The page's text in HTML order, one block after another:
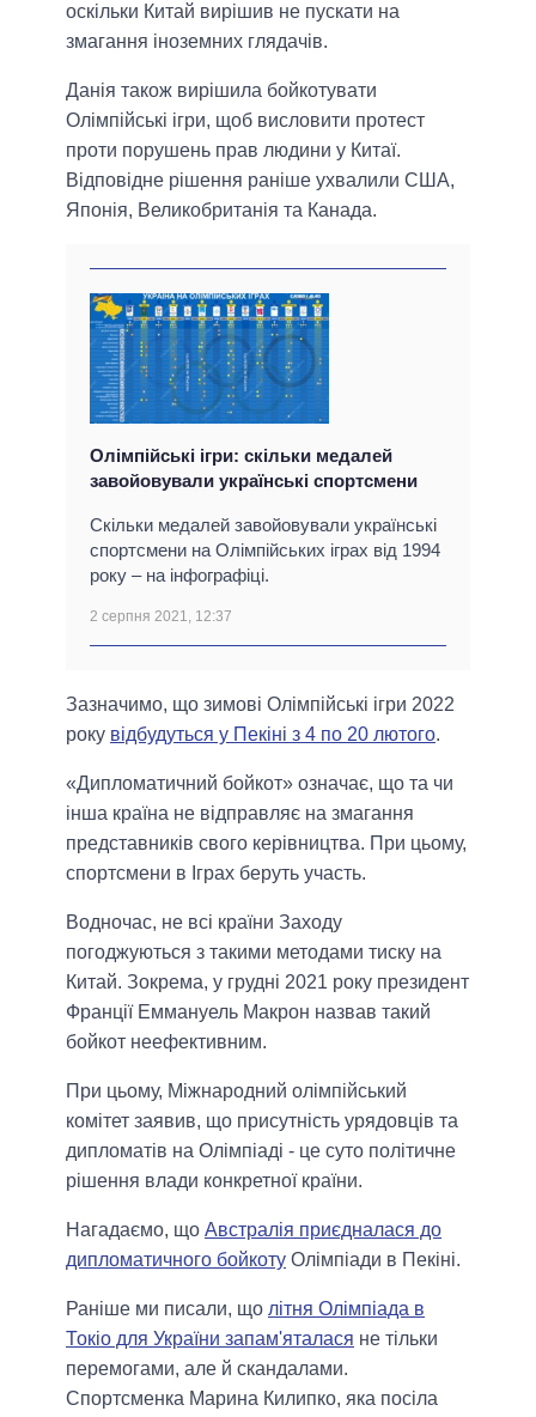
оскільки Китай вирішив не пускати на
змагання іноземних глядачів.
Данія також вирішила бойкотувати
Олімпійські ігри, щоб висловити протест
проти порушень прав людини у Китаї.
Відповідне рішення раніше ухвалили США,
Японія, Великобританія та Канада.
Олімпійські ігри: скільки медалей
завойовували українські спортсмени
Скільки медалей завойовували українські
спортсмени на Олімпійських іграх від 1994
року – на інфографіці.
2 серпня 2021, 12:37
Зазначимо, що зимові Олімпійські ігри 2022
року відбудуться у Пекіні з 4 по 20 лютого.
«Дипломатичний бойкот» означає, що та чи
інша країна не відправляє на змагання
представників свого керівництва. При цьому,
спортсмени в Іграх беруть участь.
Водночас, не всі країни Заходу
погоджуються з такими методами тиску на
Китай. Зокрема, у грудні 2021 року президент
Франції Еммануель Макрон назвав такий
бойкот неефективним.
При цьому, Міжнародний олімпійський
комітет заявив, що присутність урядовців та
дипломатів на Олімпіаді - це суто політичне
рішення влади конкретної країни.
Нагадаємо, що Австралія приєдналася до
дипломатичного бойкоту Олімпіади в Пекіні.
Раніше ми писали, що літня Олімпіада в
Токіо для України запам'яталася не тільки
перемогами, але й скандалами.
Спортсменка Марина Килипко, яка посіла